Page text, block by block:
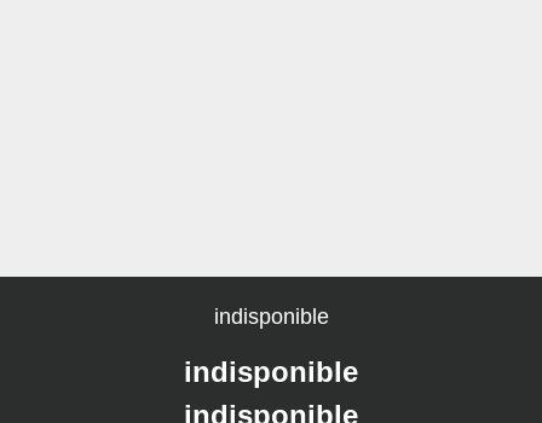
indisponible
indisponible
indisponible